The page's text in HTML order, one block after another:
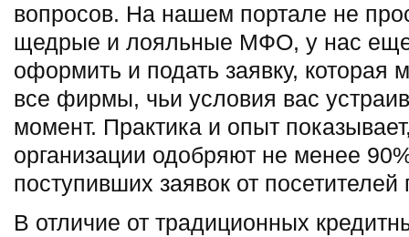
вопросов. На нашем портале не
щедрые и лояльные МФО, у нас еще
оформить и подать заявку, которая
все фирмы, чьи условия вас
момент. Практика и опыт
организации одобряют не менее
поступивших заявок от
В отличие от традиционных